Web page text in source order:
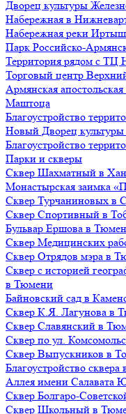
Дворец культуры
Набережная в
Набережная реки
Парк Российско-
Территория рядом с ТЦ
Торговый центр
Армянская
Маштоца
Благоустройство
Нoвый Двoрeц
Благоустройство
Парки и скверы
Сквер Шахматный в
Монастырская заимка
Сквер Турчаниновых в
Сквер Спортивный в
Бульвар Ершова в
Сквер Медицинских
Сквер Отрядов мэра в
Сквер с историей
в Тюмени
Байновский сад в
Сквер К.Я. Лагунова в
Сквер Славянский в
Сквер по ул.
Сквер Выпускников в
Благоустройство
Аллея имени Салавата
Сквер Болгаро-
Сквер Школьный в